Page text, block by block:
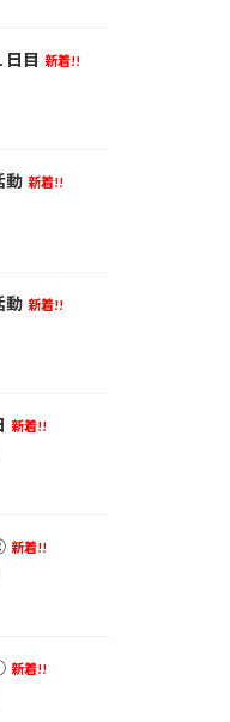
日目 新着!!
動 新着!!
動 新着!!
新着!!
新着!!
新着!!